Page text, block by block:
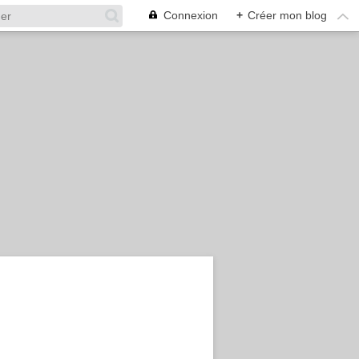
Connexion + Créer mon blog